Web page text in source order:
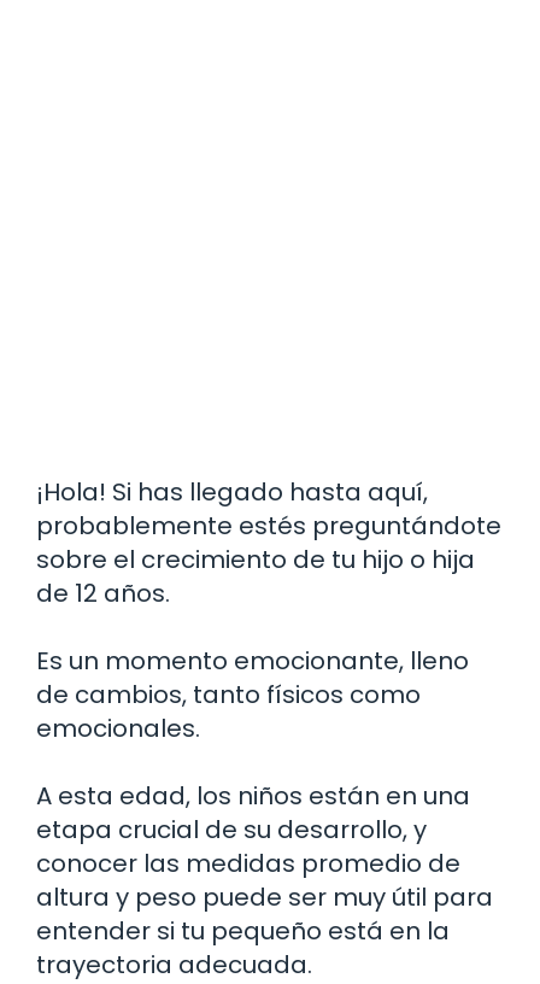
¡Hola! Si has llegado hasta aquí,
probablemente estés preguntándote
sobre el crecimiento de tu hijo o hija
de 12 años.
Es un momento emocionante, lleno
de cambios, tanto físicos como
emocionales.
A esta edad, los niños están en una
etapa crucial de su desarrollo, y
conocer las medidas promedio de
altura y peso puede ser muy útil para
entender si tu pequeño está en la
trayectoria adecuada.